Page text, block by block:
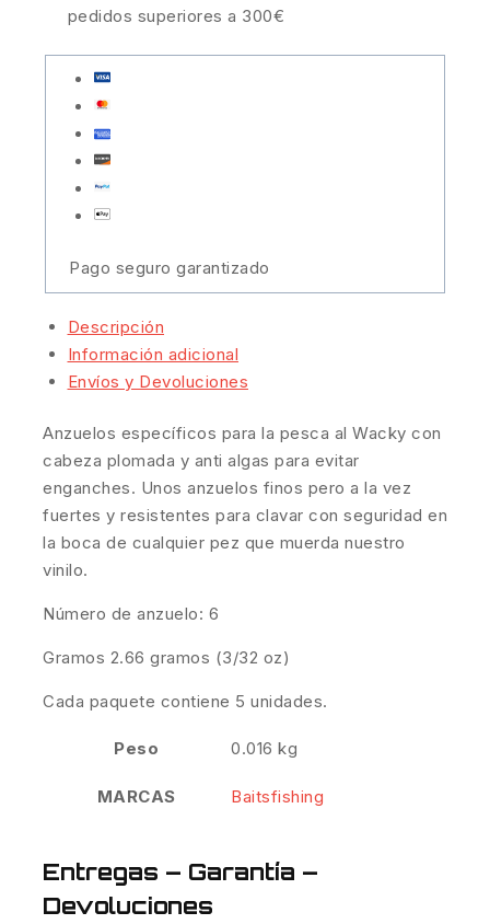
pedidos superiores a 300€
Pago seguro garantizado
Descripción
Información adicional
Envíos y Devoluciones
Anzuelos específicos para la pesca al Wacky con
cabeza plomada y anti algas para evitar
enganches. Unos anzuelos finos pero a la vez
fuertes y resistentes para clavar con seguridad en
la boca de cualquier pez que muerda nuestro
vinilo.
Número de anzuelo: 6
Gramos 2.66 gramos (3/32 oz)
Cada paquete contiene 5 unidades.
Peso 0.016 kg
MARCAS Baitsfishing
Entregas – Garantía –
Devoluciones